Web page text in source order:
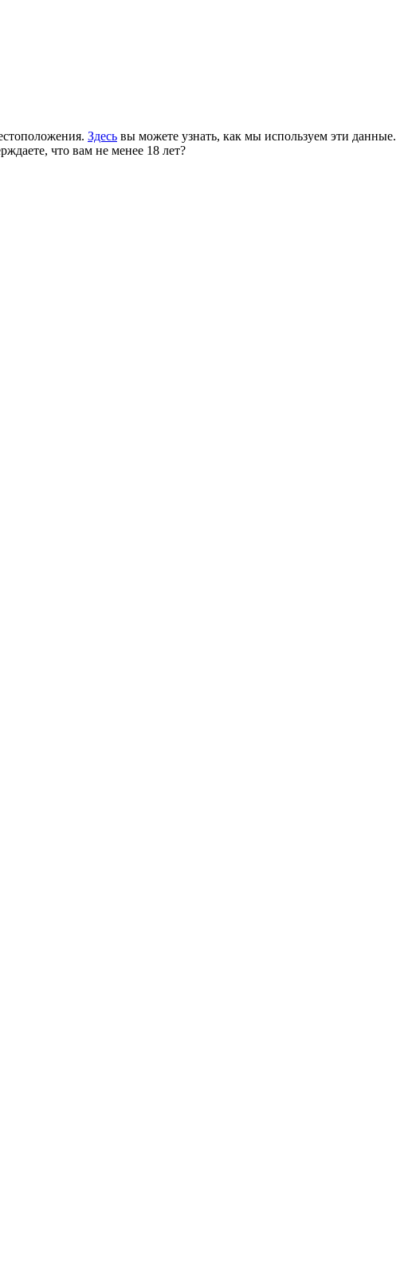
Здесь вы можете узнать, как мы используем эти данные.
что вам не менее 18 лет?